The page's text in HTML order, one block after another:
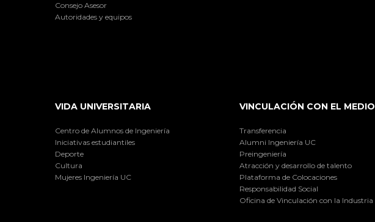
Consejo Asesor
Autoridades y equipos
VIDA UNIVERSITARIA
Centro de Alumnos de Ingeniería
Iniciativas estudiantiles
Deporte
Cultura
Mujeres Ingeniería UC
VINCULACIÓN CON EL MEDIO
Transferencia
Alumni Ingeniería UC
Preingeniería
Atracción y desarrollo de talento
Plataforma de Colocaciones
Responsabilidad Social
Oficina de Vinculación con la Industria